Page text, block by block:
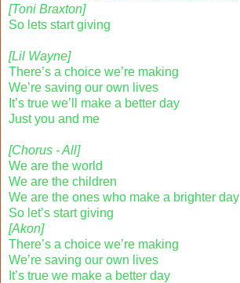
[Toni Braxton]
So lets start giving
[Lil Wayne]
There’s a choice we’re making
We’re saving our own lives
It’s true we’ll make a better day
Just you and me
[Chorus - All]
We are the world
We are the children
We are the ones who make a brighter day
So let’s start giving
[Akon]
There’s a choice we’re making
We’re saving our own lives
It’s true we make a better day